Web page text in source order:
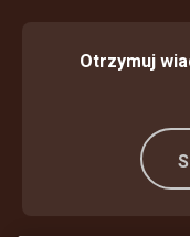
Otrzymuj